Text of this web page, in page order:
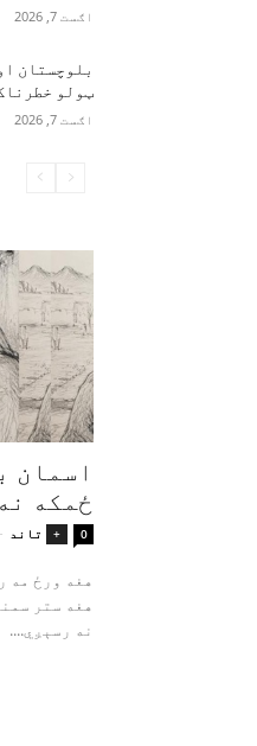
اګست 7, 2026
بلوچستان
ټولو
اګست 7, 2026
اسمان
ځمکه
+ تاند - 0
هغه ستر
نه رسېږي....